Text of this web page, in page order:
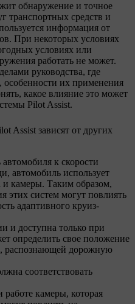
обнаружение и точное
транспортных средств и
информация от
При некоторых условиях
условиях или
работать не может.
руководства, где
их применения
какое влияние это может
Pilot Assist.
Assist зависят от других
к скорости
автомобиль использует
и камеры. Таким образом,
этих систем могут повлиять
адаптивного круиз-
и доступна только при
определить свое положение
распознающей дорожную
соответствовать
камеры, которая